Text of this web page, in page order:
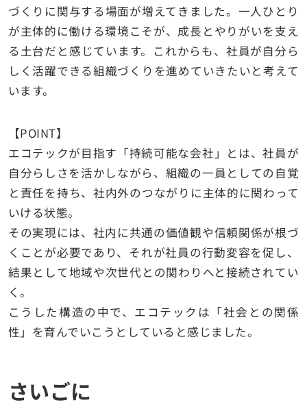
づくりに関与する場面が増えてきました。一人ひとり
が主体的に働ける環境こそが、成長とやりがいを支え
る土台だと感じています。これからも、社員が自分ら
しく活躍できる組織づくりを進めていきたいと考えて
います。
【POINT】
エコテックが目指す「持続可能な会社」とは、社員が
自分らしさを活かしながら、組織の一員としての自覚
と責任を持ち、社内外のつながりに主体的に関わって
いける状態。
その実現には、 社内に共通の価値観や信頼関係が根づ
くことが必要であり、それが社員の行動変容を促し、
結果として地域や次世代との関わりへと接続されてい
く。
こうした構造の中で、エコテックは「社会との関係
性」を育んでいこうとしていると感じました。
さいごに